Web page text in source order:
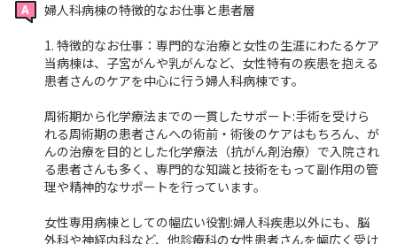
婦人科病棟の特徴的なお仕事と患者層
1. 特徴的なお仕事：専門的な治療と女性の生涯にわたるケア
当病棟は、子宮がんや乳がんなど、女性特有の疾患を抱える
患者さんのケアを中心に行う婦人科病棟です。
周術期から化学療法までの一貫したサポート:手術を受けら
れる周術期の患者さんへの術前・術後のケアはもちろん、が
んの治療を目的とした化学療法（抗がん剤治療）で入院され
る患者さんも多く、専門的な知識と技術をもって副作用の管
理や精神的なサポートを行っています。
女性専用病棟としての幅広い役割:婦人科疾患以外にも、脳
外科や神経内科など、他診療科の女性患者さんを幅広く受け